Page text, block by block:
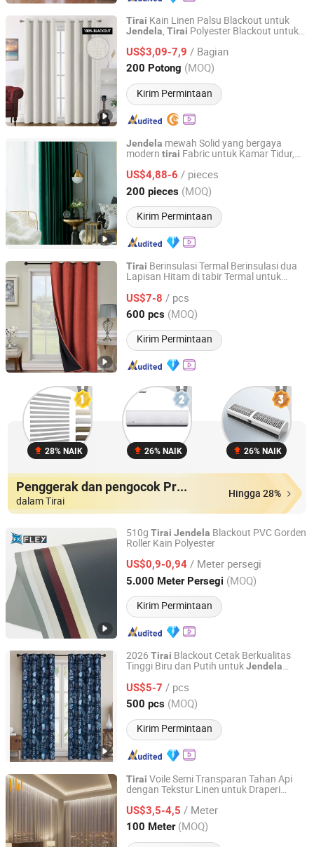
Tirai Kain Linen Palsu Blackout untuk
Jendela, Tirai Polyester Blackout untuk
Mewah untuk Rumah Cortina De Ventana
US$3,09-7,9 / Bagian
200 Potong (MOQ)
Kirim Permintaan
Shaoxing Dongjing Mechanical Instrument&Equipment
Co., Ltd.
Zhejiang, China Harga mulai 2024
Jendela mewah Solid yang bergaya
modern tirai Fabric untuk Kamar Tidur,
berkualitas Tinggi
US$4,88-6 / pieces
200 pieces (MOQ)
Kirim Permintaan
Shaoxing City Xinlan Textile CO., LTD.
Zhejiang, China Harga mulai 2020
Tirai Berinsulasi Termal Berinsulasi dua
Lapisan Hitam di tabir Termal untuk
US$7-8 / pcs
600 pcs (MOQ)
Kirim Permintaan
NINGBO JHF TEXTILE CO., LTD.
Zhejiang, China Harga mulai 2013
28% NAIK 26% NAIK 26% NAIK
Penggerak dan pengocok Produk
dalam Tirai
Hingga 28%
510g Tirai Jendela Blackout PVC Gorden
Roller Kain Polyester
US$0,9-0,94 / Meter persegi
5.000 Meter Persegi (MOQ)
Kirim Permintaan
Haining Fuxing Compound New Material Co., Ltd.
Zhejiang, China Harga mulai 2020
2026 Tirai Blackout Cetak Berkualitas
Tinggi Biru dan Putih untukJendela
US$5-7 / pcs
500 pcs (MOQ)
Kirim Permintaan
NINGBO JHF TEXTILE CO., LTD.
Zhejiang, China Harga mulai 2013
Tirai Voile Semi Transparan Tahan Api
dengan Tekstur Linen untuk Draperi
US$3,5-4,5 / Meter
100 Meter (MOQ)
Suzhou Chengyuda Textile Co., Ltd.
Jiangsu, China Harga mulai 2026